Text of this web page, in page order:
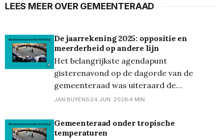
LEES MEER OVER GEMEENTERAAD
De jaarrekening 2025: oppositie en
meerderheid op andere lijn
Het belangrijkste agendapunt
gisterenavond op de dagorde van de
gemeenteraad was uiteraard de
voorstelling van de Rekening van 2025.
schepen Sofie Mertens (CD&V).
Belangrijkste punt dat ze aanhaalde was
JAN BUYENS 24 JUN. 2026 4 MIN
Gemeenteraad onder tropische
temperaturen